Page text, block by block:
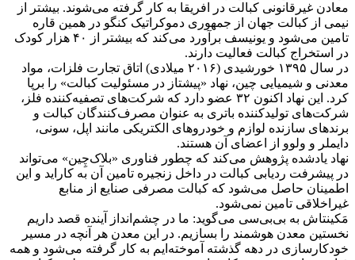
معادن غیرقانونی کبالت در افریقا به کار گرفته می‌شوند. بیشتر از
نیمی از کبالت جهان از جمهوری دموکراتیک کنگو در همین قاره
تامین می‌شود و یونیسف برآورد می‌کند که بیشتر از ۴۰ هزار کودک
در استخراج کبالت فعالیت دارند.
در سال ۱۳۹۵ خورشیدی (۲۰۱۶ میلادی) اتاق تجارت فلزات، مواد
معدنی و شیمیایی چین، نهاد «پیشتاز در مسئولیت کبالت» را برپا
کرد. این نهاد اکنون ۳۲ عضو دارد که شرکت‌های تصفیه‌کننده فلز،
شرکت‌های تولیدکننده باتری به عنوان مصرف‌کنندگان کبالت و
برندهای سازنده لوازم و خودروهای الکتریکی مانند اپل، سونی،
دایملر و ولوو از اعضای آن هستند.
نهاد یادشده پژوهش می‌کند که چطور فناوری «بلاک‌چِین» می‌تواند
در پیشرفت ردیابی کبالت در داخل زنجیره تامین آن به کار‌اید و این
اطمینان حاصل می‌شود که کبالت مصرفی صنایع از منابع
غیراخلاقی تامین نمی‌شود.
مَکینتاش به بی‌بی‌سی می‌گوید: ما در چشم‌انداز آینده قصد داریم
نخستین معدن هوشمند را بسازیم. در این معدن هر آنچه در مسیر
خودکارسازی در دهه گذشته آموخته‌ایم به کار گرفته می‌شود و همه